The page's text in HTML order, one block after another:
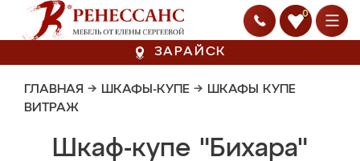
0
ЗАРАЙСК
ГЛАВНАЯ → ШКАФЫ-КУПЕ → ШКАФЫ КУПЕ
ВИТРАЖ
Шкаф-купе "Бихара"